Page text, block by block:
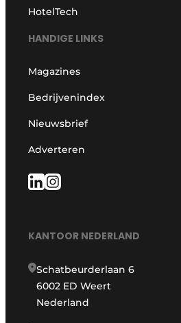
HotelTech
HANDIGE LINKS
Magazines
Bedrijvenindex
Nieuwsbrief
Adverteren
KANTOOR NEDERLAND
Schatbeurderlaan 6
6002 ED Weert
Nederland